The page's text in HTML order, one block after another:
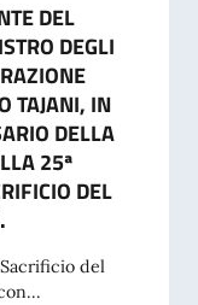
DEL
DEGLI
TAJANI, IN
DELLA
25ª
DEL
del